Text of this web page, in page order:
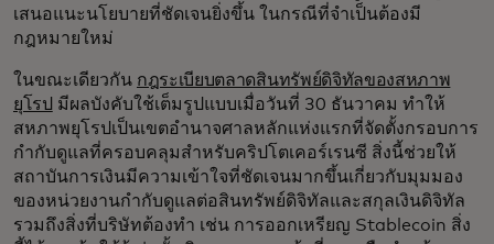
เสนอแนะนโยบายที่ชัดเจนยิ่งขึ้น ในกรณีที่จำเป็นต้องมี
กฎหมายใหม่
ในขณะเดียวกัน กฎระเบียบตลาดสินทรัพย์ดิจิทัลของสหภาพ
ยุโรป มีผลบังคับใช้เต็มรูปแบบเมื่อวันที่ 30 ธันวาคม ทำให้
สหภาพยุโรปเป็นเขตอำนาจศาลหลักแห่งแรกที่จัดตั้งกรอบการ
กำกับดูแลที่ครอบคลุมสำหรับคริปโตเคอร์เรนซี สิ่งนี้ช่วยให้
สถาบันการเงินมีความเข้าใจที่ชัดเจนมากขึ้นเกี่ยวกับมุมมอง
ของหน่วยงานกำกับดูแลต่อสินทรัพย์ดิจิทัลและสกุลเงินดิจิทัล
รวมถึงสิ่งที่บริษัทต้องทำ เช่น การออกเหรียญ Stablecoin สิ่ง